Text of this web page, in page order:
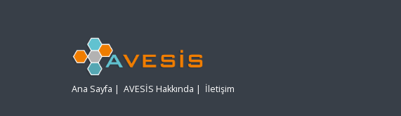
Ana Sayfa | AVESİS Hakkında | İletişim